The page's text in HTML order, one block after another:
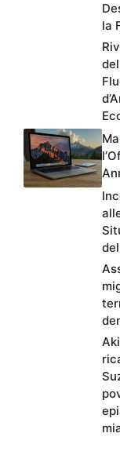
la